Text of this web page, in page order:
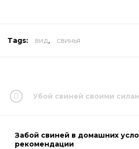
Tags: вид, свинья
Убой свиней своими
Забой свиней в домашних
рекомендации